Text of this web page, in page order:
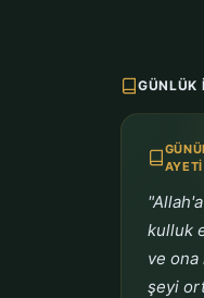
GÜNLÜK
AYETI
"Allah'a
kulluk
ve
şeyi